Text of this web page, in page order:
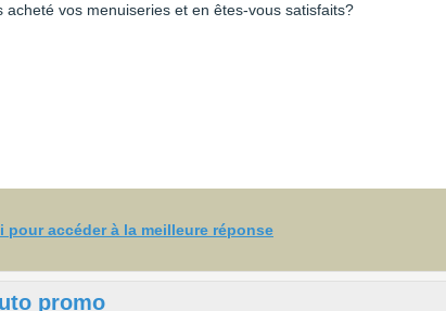
acheté vos menuiseries et en êtes-vous satisfaits?
pour accéder à la meilleure réponse
promo